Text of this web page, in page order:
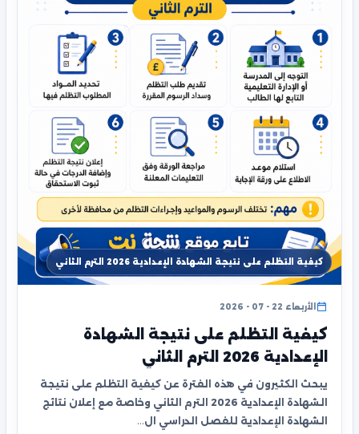
كيفية التظلم على نتيجة الشهادة الإعدادية 2026 الترم الثاني
الأربعاء 22 - 07 - 2026
كيفية التظلم على نتيجة الشهادة
الإعدادية 2026 الترم الثاني
يبحث الكثيرون في هذه الفترة عن كيفية التظلم على نتيجة
الشهادة الإعدادية 2026 الترم الثاني وخاصة مع إعلان نتائج
الشهادة الإعدادية للفصل الدراسي ال…